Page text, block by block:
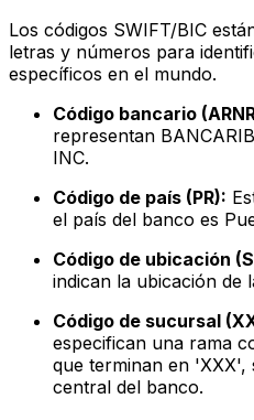
Los códigos SWIFT/BIC
letras y números para
específicos en el mundo.
Código bancario
representan
INC.
Código de país (PR):
el país del banco es
Código de ubicación
indican la ubicación de
Código de sucursal
especifican una rama
que terminan en 'XXX',
central del banco.